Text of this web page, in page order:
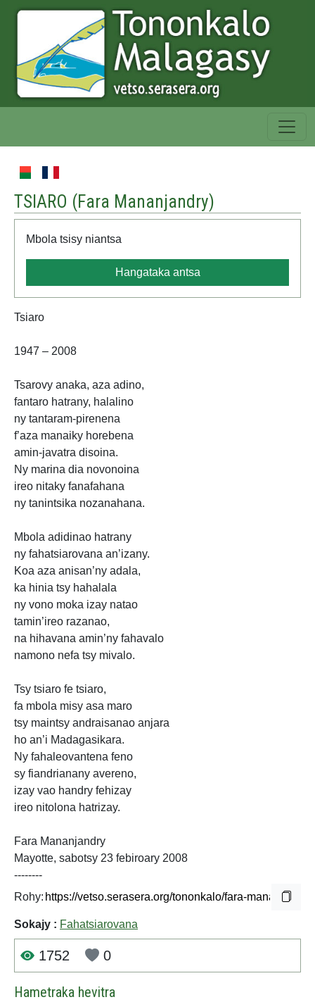
TSIARO (Fara Mananjandry)
Mbola tsisy niantsa
Hangataka antsa
Tsiaro
1947 – 2008
Tsarovy anaka, aza adino,
fantaro hatrany, halalino
ny tantaram-pirenena
f’aza manaiky horebena
amin-javatra disoina.
Ny marina dia novonoina
ireo nitaky fanafahana
ny tanintsika nozanahana.
Mbola adidinao hatrany
ny fahatsiarovana an’izany.
Koa aza anisan’ny adala,
ka hinia tsy hahalala
ny vono moka izay natao
tamin’ireo razanao,
na hihavana amin’ny fahavalo
namono nefa tsy mivalo.
Tsy tsiaro fe tsiaro,
fa mbola misy asa maro
tsy maintsy andraisanao anjara
ho an’i Madagasikara.
Ny fahaleovantena feno
sy fiandrianany avereno,
izay vao handry fehizay
ireo nitolona hatrizay.
Fara Mananjandry
Mayotte, sabotsy 23 febiroary 2008
--------
Rohy:
Sokajy : Fahatsiarovana
1752 0
Hametraka hevitra